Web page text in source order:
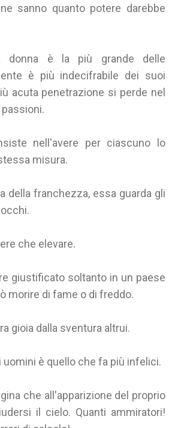
sanno quanto potere darebbe
donna è la più grande delle
è più indecifrabile dei suoi
acuta penetrazione si perde nel
nell'avere per ciascuno lo
misura.
della franchezza, essa guarda gli
che elevare.
giustificato soltanto in un paese
morire di fame o di freddo.
gioia dalla sventura altrui.
uomini è quello che fa più infelici.
che all'apparizione del proprio
il cielo. Quanti ammiratori!